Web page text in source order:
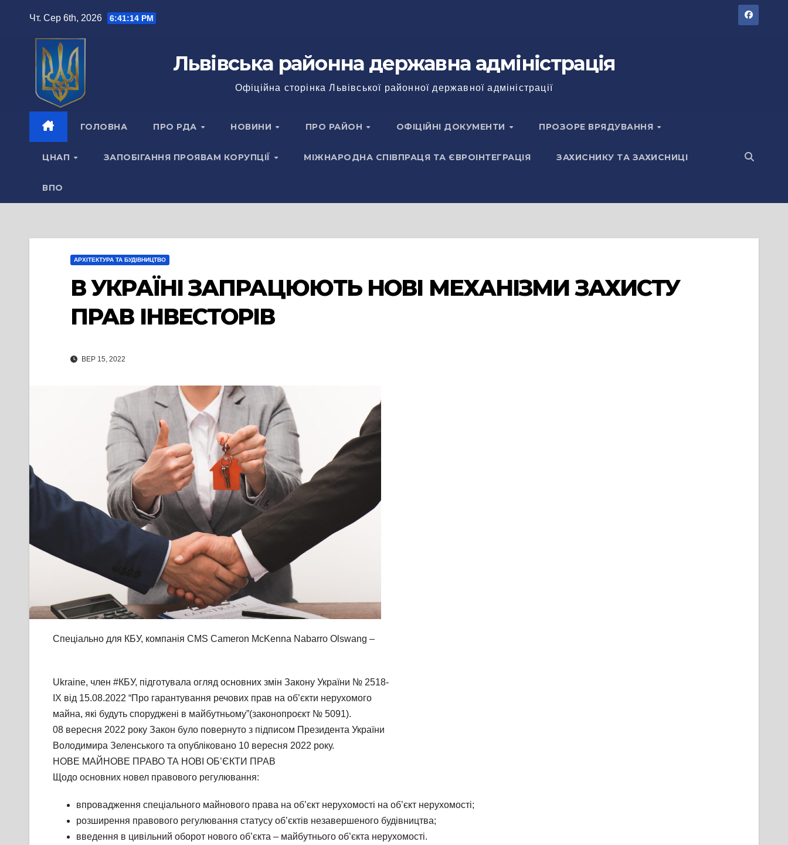
Чт. Сер 6th, 2026 6:41:15 PM
Львівська районна державна адміністрація
Офіційна сторінка Львівської районної державної адміністрації
ГОЛОВНА ПРО РДА НОВИНИ ПРО РАЙОН ОФІЦІЙНІ ДОКУМЕНТИ ПРОЗОРЕ ВРЯДУВАННЯ
ЦНАП ЗАПОБІГАННЯ ПРОЯВАМ КОРУПЦІЇ МІЖНАРОДНА СПІВПРАЦЯ ТА ЄВРОІНТЕГРАЦІЯ ЗАХИСНИКУ ТА ЗАХИСНИЦІ
ВПО
АРХІТЕКТУРА ТА БУДІВНИЦТВО
В УКРАЇНІ ЗАПРАЦЮЮТЬ НОВІ МЕХАНІЗМИ ЗАХИСТУ
ПРАВ ІНВЕСТОРІВ
ВЕР 15, 2022
Cпеціально для КБУ, компанія CMS Cameron McKenna Nabarro Olswang –
Ukraine, член #КБУ, підготувала огляд основних змін Закону України № 2518-
IX від 15.08.2022 “Про гарантування речових прав на об’єкти нерухомого
майна, які будуть споруджені в майбутньому”(законопроєкт № 5091).
08 вересня 2022 року Закон було повернуто з підписом Президента України
Володимира Зеленського та опубліковано 10 вересня 2022 року.
НОВЕ МАЙНОВЕ ПРАВО ТА НОВІ ОБ’ЄКТИ ПРАВ
Щодо основних новел правового регулювання:
впровадження спеціального майнового права на об’єкт нерухомості на об’єкт нерухомості;
розширення правового регулювання статусу об’єктів незавершеного будівництва;
введення в цивільний оборот нового об’єкта – майбутнього об’єкта нерухомості.